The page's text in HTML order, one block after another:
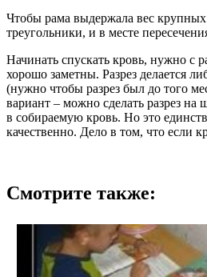
Чтобы рама выдержала вес
треугольники, и в месте
Начинать спускать кровь, нужно с
хорошо заметны. Разрез делается
(нужно чтобы разрез был до того
вариант – можно сделать разрез на
в собираемую кровь. Но это
качественно. Дело в том, что если
Смотрите также: